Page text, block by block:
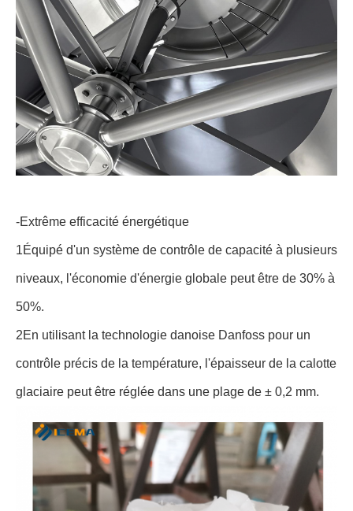
-Extrême efficacité énergétique
1Équipé d'un système de contrôle de capacité à plusieurs
niveaux, l'économie d'énergie globale peut être de 30% à
50%.
2En utilisant la technologie danoise Danfoss pour un
contrôle précis de la température, l'épaisseur de la calotte
glaciaire peut être réglée dans une plage de ± 0,2 mm.